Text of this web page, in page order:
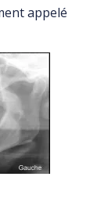
appelé